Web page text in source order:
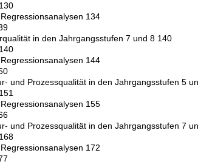
134
in den Jahrgangsstufen 7 und 8 140
144
und Prozessqualität in den Jahrgangsstufen 5
155
und Prozessqualität in den Jahrgangsstufen 7
172